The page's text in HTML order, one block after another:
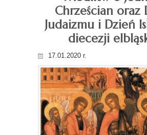
Chrześcian oraz
Judaizmu i Dzień
diecezji
17.01.2020 r.